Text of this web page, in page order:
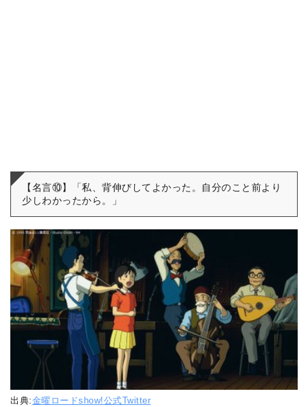
【名言⑩】「私、背伸びしてよかった。自分のこと前より
少しわかったから。」
出典:金曜ロードshow!公式Twitter